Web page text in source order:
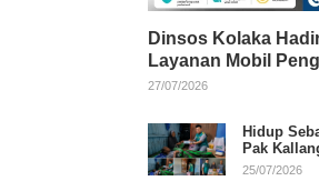
Dinsos Kolaka
Layanan Mobil
Gratis bagi Pasien
27/07/2026
Hidup
Pak
Bantuan
25/07/2026